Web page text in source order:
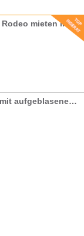
Bullenreiten, Bullriding, Rodeo mieten inkl. 19% MwSt.
Kartbahn, Elektroautos mit aufgeblasener Umrandung *